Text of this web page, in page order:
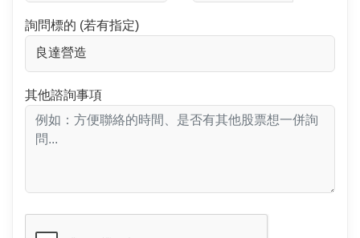
詢問標的 (若有指定)
其他諮詢事項